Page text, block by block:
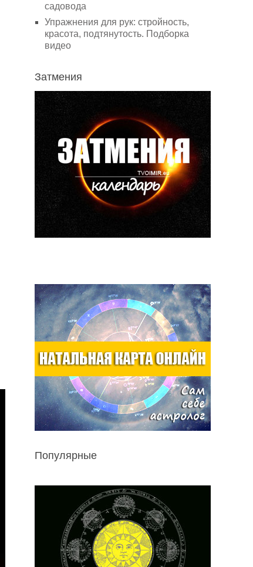
садовода
Упражнения для рук: стройность,
красота, подтянутость. Подборка
видео
Затмения
Популярные